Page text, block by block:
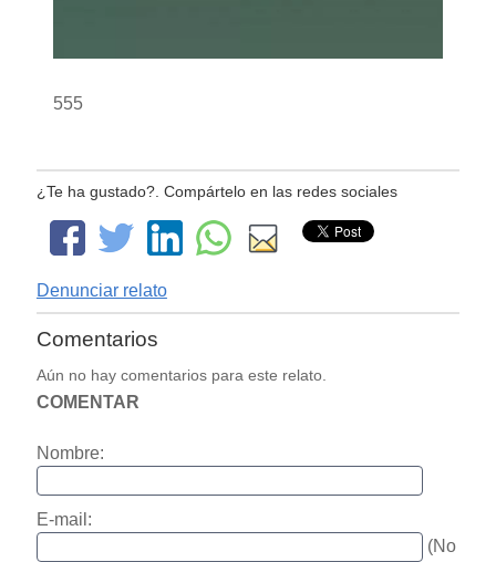
555
¿Te ha gustado?. Compártelo en las redes sociales
Denunciar relato
Comentarios
Aún no hay comentarios para este relato.
COMENTAR
Nombre:
E-mail:
(No